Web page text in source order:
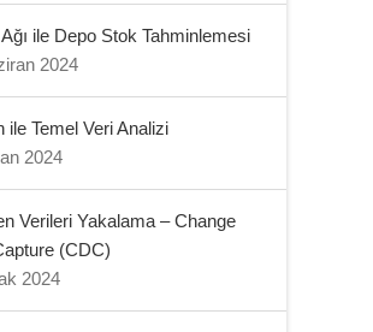
ile Depo Stok Tahminlemesi
2024
ile Temel Veri Analizi
2024
Verileri Yakalama – Change
(CDC)
2024